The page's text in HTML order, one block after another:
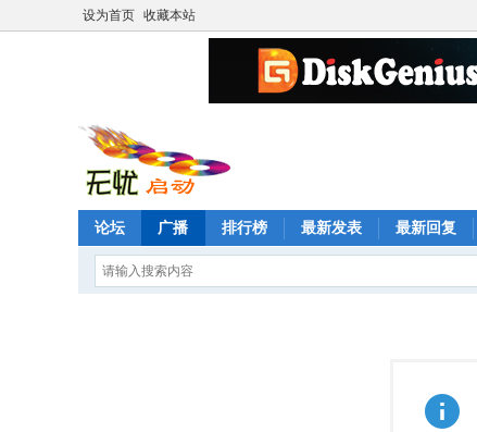
设为首页 收藏本站
论坛 广播 排行榜 最新发表 最新回复